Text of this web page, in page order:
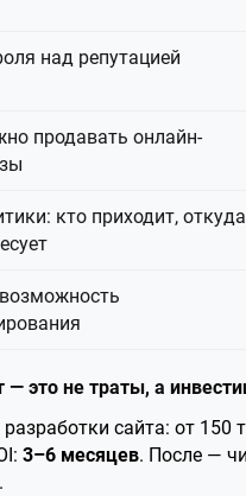
над репутацией
продавать онлайн-
кто приходит,
— это не траты, а
сайта: от
3–6 месяцев. После —